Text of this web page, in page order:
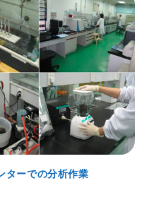
ターでの分析作業